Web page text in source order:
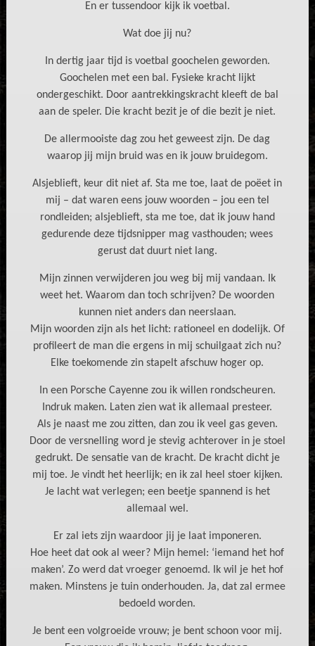
En er tussendoor kijk ik voetbal.
Wat doe jij nu?
In dertig jaar tijd is voetbal goochelen geworden.
Goochelen met een bal. Fysieke kracht lijkt
ondergeschikt. Door aantrekkingskracht kleeft de bal
aan de speler. Die kracht bezit je of die bezit je niet.
De allermooiste dag zou het geweest zijn. De dag
waarop jij mijn bruid was en ik jouw bruidegom.
Alsjeblieft, keur dit niet af. Sta me toe, laat de poëet in
mij – dat waren eens jouw woorden – jou een tel
rondleiden; alsjeblieft, sta me toe, dat ik jouw hand
gedurende deze tijdsnipper mag vasthouden; wees
gerust dat duurt niet lang.
Mijn zinnen verwijderen jou weg bij mij vandaan. Ik
weet het. Waarom dan toch schrijven? De woorden
kunnen niet anders dan neerslaan.
Mijn woorden zijn als het licht: rationeel en dodelijk. Of
profileert de man die ergens in mij schuilgaat zich nu?
Elke toekomende zin stapelt afschuw hoger op.
In een Porsche Cayenne zou ik willen rondscheuren.
Indruk maken. Laten zien wat ik allemaal presteer.
Als je naast me zou zitten, dan zou ik veel gas geven.
Door de versnelling word je stevig achterover in je stoel
gedrukt. De sensatie van de kracht. De kracht dicht je
mij toe. Je vindt het heerlijk; en ik zal heel stoer kijken.
Je lacht wat verlegen; een beetje spannend is het
allemaal wel.
Er zal iets zijn waardoor jij je laat imponeren.
Hoe heet dat ook al weer? Mijn hemel: ‘iemand het hof
maken’. Zo werd dat vroeger genoemd. Ik wil je het hof
maken. Minstens je tuin onderhouden. Ja, dat zal ermee
bedoeld worden.
Je bent een volgroeide vrouw; je bent schoon voor mij.